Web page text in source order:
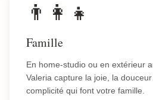
👨‍👩‍👧
Famille
En home-studio ou en extérieur
Valeria capture la joie, la
complicité qui font votre famille.